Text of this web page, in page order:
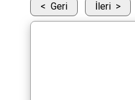
Geri İleri